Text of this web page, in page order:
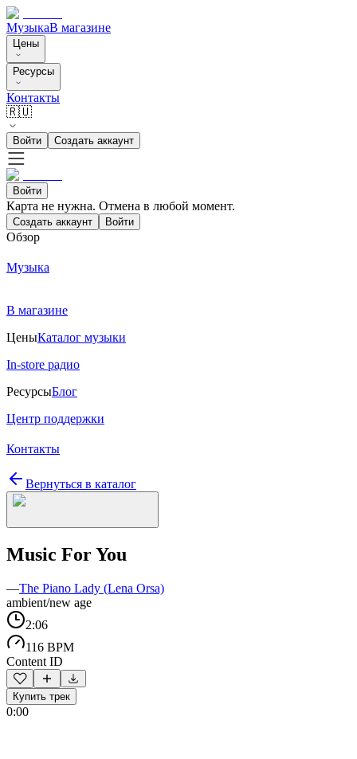
МузыкаВ магазине
Цены
Ресурсы
Контакты
🇷🇺
Войти Создать аккаунт
Войти
Карта не нужна. Отмена в любой момент.
Создать аккаунт Войти
Обзор
Музыка
В магазине
ЦеныКаталог музыки
In-store радио
РесурсыБлог
Центр поддержки
Контакты
Вернуться в каталог
Music For You
—The Piano Lady (Lena Orsa)
ambient/new age
2:06
116 BPM
Content ID
Купить трек
0:00